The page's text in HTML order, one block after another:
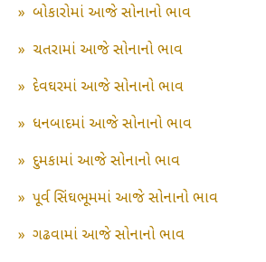
» બોકારોમાં આજે સોનાનો ભાવ
» ચતરામાં આજે સોનાનો ભાવ
» દેવઘરમાં આજે સોનાનો ભાવ
» ધનબાદમાં આજે સોનાનો ભાવ
» દુમકામાં આજે સોનાનો ભાવ
» પૂર્વ સિંઘભૂમમાં આજે સોનાનો ભાવ
» ગઢવામાં આજે સોનાનો ભાવ